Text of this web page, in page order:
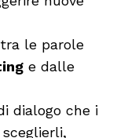
le parole
e dalle
dialogo che i